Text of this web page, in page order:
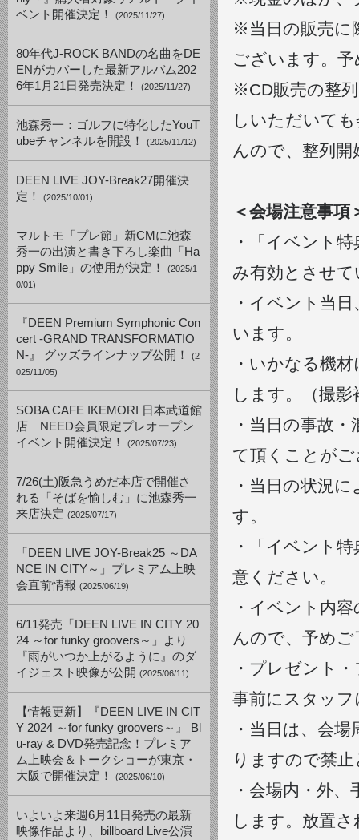
ベント開催決定！
(2025/11/27)
80年代J-ROCK BANDの名曲をDE
ENがカバーした最新アルバム202
6年1月21日発売決定！
(2025/11/27)
池森秀一：ゴルフに特化したYouT
ubeチャンネルを開設！
(2025/11/12)
DEEN LIVE JOY-Break27開催決
定！
(2025/10/01)
マルトモ「プレ節」新CMに池森
秀一の出演と書き下ろし楽曲「Ha
ppy Smile」の使用が決定！
(2025/1
0/01)
『DEEN Premium Symphonic Con
cert -GRAND TRANSFORMATIO
N-』 グッズラインナップ公開！
(2
025/11/05)
SOBA CAFE IKEMORI 日本武道館
店 NEED会員限定プレオープン
イベント開催決定！
(2025/07/23)
7/26(土)阪急うめだ本店で開催さ
れる「そばを愉しむ」に池森秀一
来店決定 (2025/07/17)
「DEEN LIVE JOY-Break25 ～DA
NCE IN CITY～」プレミアム上映
会直前情報 (2025/06/19)
6/11発売「DEEN LIVE IN CITY 20
24 ～for funky groovers～」より
『雨がいつか上がるように』のダ
イジェスト映像が公開 (2025/06/11)
【情報更新】『DEEN LIVE IN CIT
Y 2024 ～for funky groovers～』 Bl
u-ray & DVD発売記念！プレミア
ム上映会＆トークショーが東京・
大阪で開催決定！
(2025/06/10)
いよいよ来週6月11日発売の最新
映像作品より、billboard Live公演
※当日の販売に
ございます。
※CD販売の整
しいただいて
んので、整列
＜会場注意事項
・「イベント
み有効とさせ
・イベント当
います。
・いかなる機
します。（撮
・当日の事故
て頂くことが
・当日の状況
す。
・「イベント
意ください。
・イベント内
んので、予め
・プレゼント
事前にスタッ
・当日は、会
りますので禁
・会場内・外
します。放置